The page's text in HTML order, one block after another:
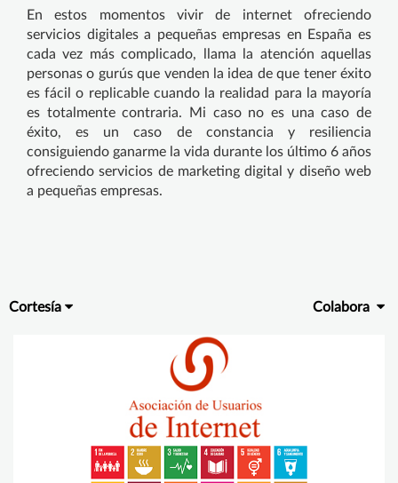
En estos momentos vivir de internet ofreciendo
servicios digitales a pequeñas empresas en España es
cada vez más complicado, llama la atención aquellas
personas o gurús que venden la idea de que tener éxito
es fácil o replicable cuando la realidad para la mayoría
es totalmente contraria. Mi caso no es una caso de
éxito, es un caso de constancia y resiliencia
consiguiendo ganarme la vida durante los último 6 años
ofreciendo servicios de marketing digital y diseño web
a pequeñas empresas.
Cortesía Colabora